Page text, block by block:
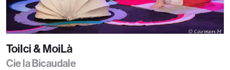
ToiIci & MoiLà
Cie la Bicaudale